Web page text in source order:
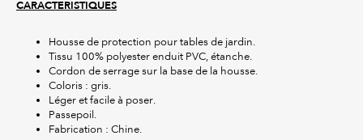
CARACTERISTIQUES
Housse de protection pour tables de jardin.
Tissu 100% polyester enduit PVC, étanche.
Cordon de serrage sur la base de la housse.
Coloris : gris.
Léger et facile à poser.
Passepoil.
Fabrication : Chine.